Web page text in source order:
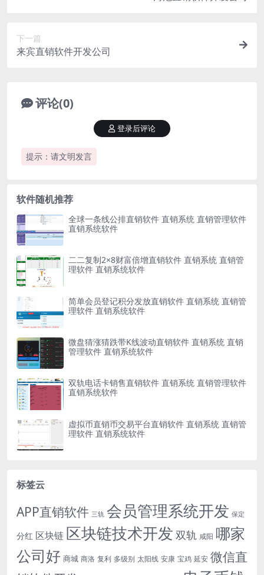
下一篇
来宾直销软件开发公司
评论(0)
提示：请文明发言
登录后评论
软件随机推荐
全球一条线公排直销软件 直销系统 直销管理软件
直销系统软件
二二复制2×8财富倍增直销软件 直销系统 直销管
理软件 直销系统软件
简单会员登记积分发放直销软件 直销系统 直销管
理软件 直销系统软件
微盘猜涨猜跌带K线波动直销软件 直销系统 直销
管理软件 直销系统软件
双轨电话卡销售直销软件 直销系统 直销管理软件
直销系统软件
虚拟币直销币交易平台直销软件 直销系统 直销管
理软件 直销系统软件
标签云
APP直销软件 三轨 会员管理系统开发 保定
分红 区块链 区块链技术开发 双轨 咸阳 哪家
公司好 商城 商洛 复利 多级别 太阳线 安康 宝鸡 延安 微信直